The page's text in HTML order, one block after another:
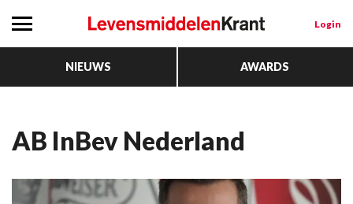
Login
NIEUWS AWARDS
AB InBev Nederland